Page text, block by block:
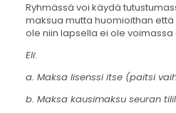
Ryhmässä voi käydä
maksua mutta huomioithan
ole niin lapsella ei ole
Eli:
a. Maksa lisenssi itse (paitsi
b. Maksa kausimaksu seuran